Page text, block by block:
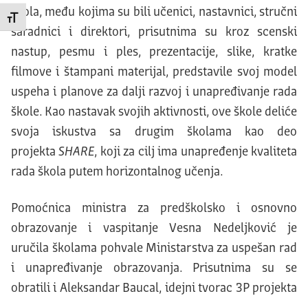
Promeni veličinu slova
škola, među kojima su bili učenici, nastavnici, stručni
saradnici i direktori, prisutnima su kroz scenski
nastup, pesmu i ples, prezentacije, slike, kratke
filmove i štampani materijal, predstavile svoj model
uspeha i planove za dalji razvoj i unapređivanje rada
škole. Kao nastavak svojih aktivnosti, ove škole deliće
svoja iskustva sa drugim školama kao deo
projektaSHARE, koji za cilj ima unapređenje kvaliteta
rada škola putem horizontalnog učenja.
Pomoćnica ministra za predškolsko i osnovno
obrazovanje i vaspitanje Vesna Nedeljković je
uručila školama pohvale Ministarstva za uspešan rad
i unapređivanje obrazovanja. Prisutnima su se
obratili i Aleksandar Baucal, idejni tvorac 3P projekta